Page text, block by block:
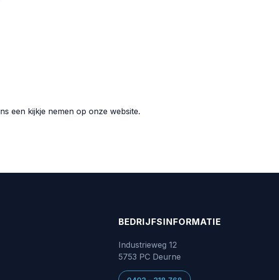
een kijkje nemen op onze website.
BEDRIJFSINFORMATIE
Industrieweg 12
5753 PC Deurne